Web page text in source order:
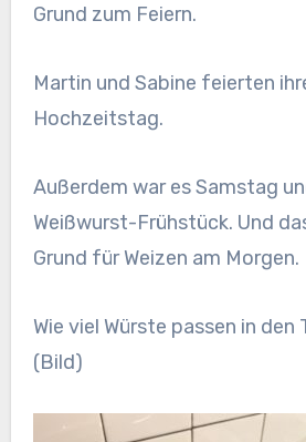
Grund zum Feiern.
Martin und Sabine feierten
Hochzeitstag.
Außerdem war es Samstag
Weißwurst-Frühstück. Und
Grund für Weizen am Morgen.
Wie viel Würste passen in
(Bild)